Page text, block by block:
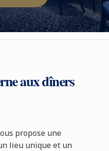
aux dîners
propose une
lieu unique et un